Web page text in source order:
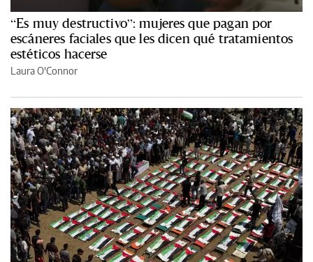
“Es muy destructivo”: mujeres que pagan por
escáneres faciales que les dicen qué tratamientos
estéticos hacerse
Laura O'Connor